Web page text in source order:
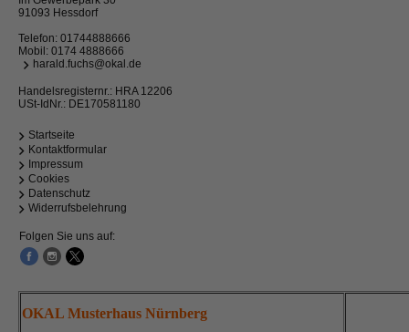
91093 Hessdorf
Telefon: 01744888666
Mobil: 0174 4888666
harald.fuchs@okal.de
Handelsregisternr.: HRA 12206
USt-IdNr.: DE170581180
Startseite
Kontaktformular
Impressum
Cookies
Datenschutz
Widerrufsbelehrung
Folgen Sie uns auf:
OKAL Musterhaus Nürnberg